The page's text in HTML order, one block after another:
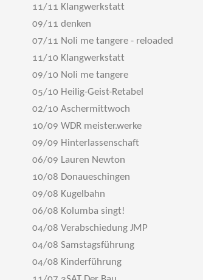
11/11 Klangwerkstatt
09/11 denken
07/11 Noli me tangere - reloaded
11/10 Klangwerkstatt
09/10 Noli me tangere
05/10 Heilig-Geist-Retabel
02/10 Aschermittwoch
10/09 WDR meister.werke
09/09 Hinterlassenschaft
06/09 Lauren Newton
10/08 Donaueschingen
09/08 Kugelbahn
06/08 Kolumba singt!
04/08 Verabschiedung JMP
04/08 Samstagsführung
04/08 Kinderführung